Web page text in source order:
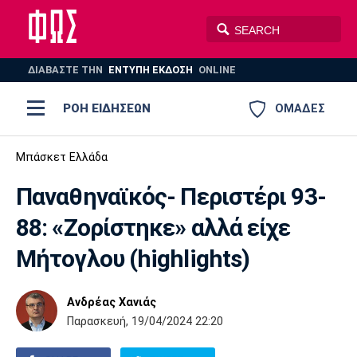
ΔΙΑΒΑΣΤΕ THN ΕΝΤΥΠΗ ΕΚΔΟΣΗ ONLINE
ΟΜΑΔΕΣ
ΡΟΗ ΕΙΔΗΣΕΩΝ
ΠΟΔΟΣΦΑΙΡΟ
ΒΟΛΕΪ ΣΠΟΡ
AUTO-MOTO PLUS
Ποδόσφαιρο
Super League 1
Super League 2
Γ Εθνική
Ελλάδα
Μπάσκετ
Ελλάδα
Εθνική
EuroLeague
Ολυμπιακοί Αγώνες
Βόλεϊ
Πόλο
Ολυμπιακός ΑΕΚ ΠΑΟΚ
Παναθηναϊκός Ατρόμητος
Μπάσκετ Ελλάδα
Παναθηναϊκός- Περιστέρι 93-
88: «Ζορίστηκε» αλλά είχε
Μήτογλου (highlights)
Ανδρέας Χανιάς
Παρασκευή, 19/04/2024 22:20